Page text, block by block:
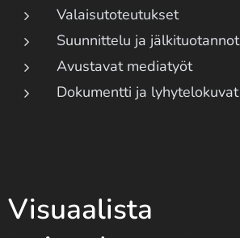
Valaisutoteutukset
Suunnittelu ja jälkituotannot
Avustavat mediatyöt
Dokumentti ja lyhytelokuvat
Visuaalista